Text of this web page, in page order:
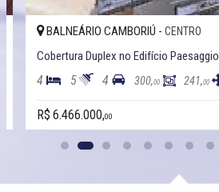
BALNEÁRIO CAMBORIÚ - CENTRO
Cobertura Duplex no Edifício Paesaggio
4 5 4 300,00 241,00
R$ 6.466.000,00